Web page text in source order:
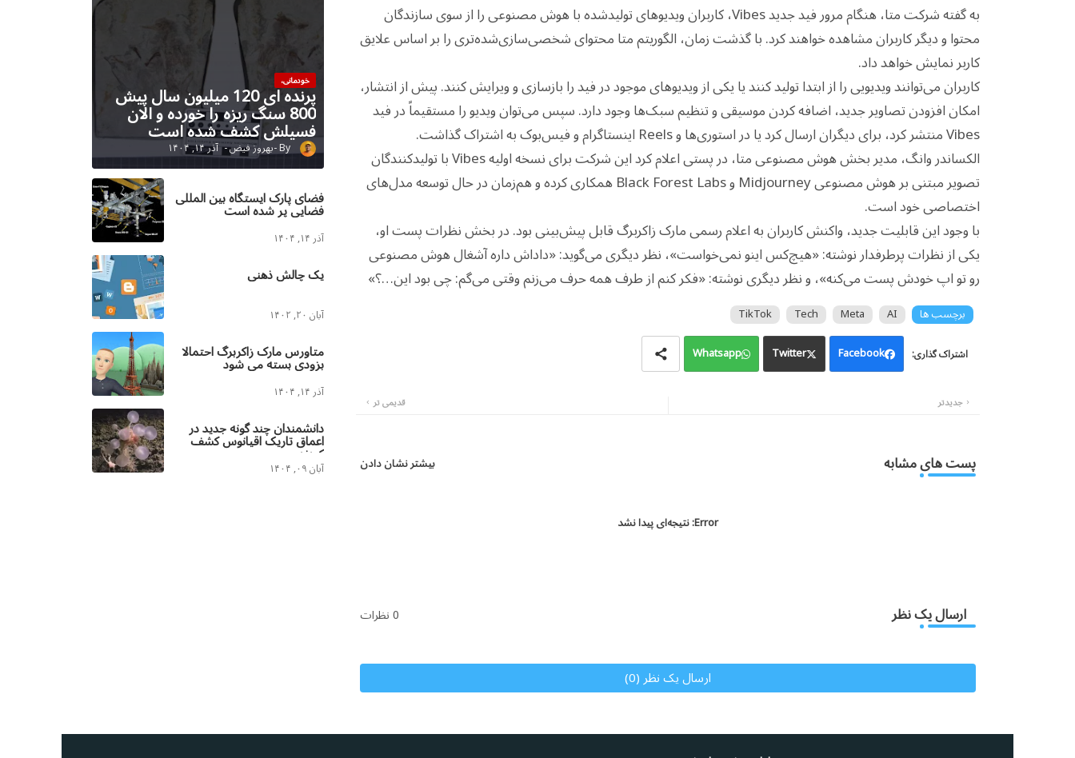
به گفته شرکت متا، هنگام مرور فید جدید Vibes، کاربران ویدیوهای تولیدشده با هوش مصنوعی را از سوی سازندگان
محتوا و دیگر کاربران مشاهده خواهند کرد. با گذشت زمان، الگوریتم متا محتوای شخصی‌سازی‌شده‌تری را بر اساس علایق
کاربر نمایش خواهد داد.
کاربران می‌توانند ویدیویی را از ابتدا تولید کنند یا یکی از ویدیوهای موجود در فید را بازسازی و ویرایش کنند. پیش از انتشار،
امکان افزودن تصاویر جدید، اضافه کردن موسیقی و تنظیم سبک‌ها وجود دارد. سپس می‌توان ویدیو را مستقیماً در فید
Vibes منتشر کرد، برای دیگران ارسال کرد یا در استوری‌ها و Reels اینستاگرام و فیس‌بوک به اشتراک گذاشت.
الکساندر وانگ، مدیر بخش هوش مصنوعی متا، در پستی اعلام کرد این شرکت برای نسخه اولیه Vibes با تولیدکنندگان
تصویر مبتنی بر هوش مصنوعی Midjourney و Black Forest Labs همکاری کرده و هم‌زمان در حال توسعه مدل‌های
اختصاصی خود است.
با وجود این قابلیت جدید، واکنش کاربران به اعلام رسمی مارک زاکربرگ قابل پیش‌بینی بود. در بخش نظرات پست او،
یکی از نظرات پرطرفدار نوشته: «هیچ‌کس اینو نمی‌خواست»، نظر دیگری می‌گوید: «داداش داره آشغال هوش مصنوعی
رو تو اپ خودش پست می‌کنه»، و نظر دیگری نوشته: «فکر کنم از طرف همه حرف می‌زنم وقتی می‌گم: چی بود این…؟»
برچسب ها AI
Meta
Tech
TikTok
Facebook
Twitter
Whatsapp
جدیدتر قدیمی تر
پست های مشابه بیشتر نشان دادن
Error:نتیجه‌ای پیدا نشد
ارسال یک نظر 0 نظرات
ارسال یک نظر (0)
خودمانی، پرنده ای 120 میلیون سال پیش
800 سنگ ریزه را خورده و الان
فسیلش کشف شده است
بهروز فیض آذر ۱۴, ۱۴۰۴
فضای پارک ایستگاه بین المللی
فضایی پر شده است
آذر ۱۴, ۱۴۰۴
یک چالش ذهنی
آبان ۲۰, ۱۴۰۲
متاورس مارک زاکربرگ احتمالا
بزودی بسته می شود
آذر ۱۴, ۱۴۰۴
دانشمندان چند گونه جدید در
اعماق تاریک اقیانوس کشف
کردند
آبان ۰۹, ۱۴۰۴